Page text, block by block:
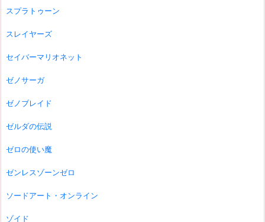
スプラトゥーン
スレイヤーズ
セイバーマリオネット
ゼノサーガ
ゼノブレイド
ゼルダの伝説
ゼロの使い魔
ゼンレスゾーンゼロ
ソードアート・オンライン
ゾイド